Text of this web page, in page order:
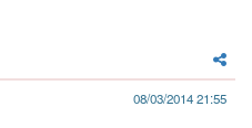
08/03/2014 21:55